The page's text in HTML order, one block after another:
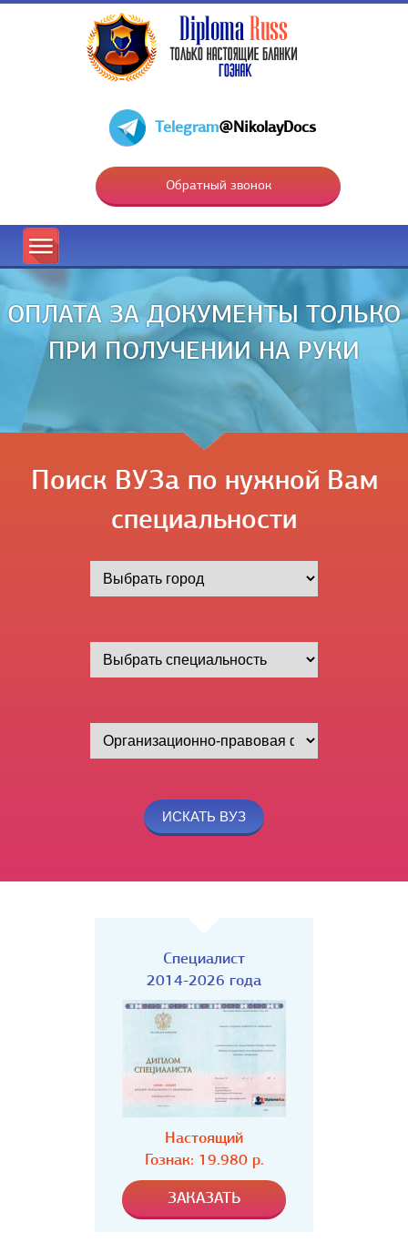
Telegram@NikolayDocs
Обратный звонок
ОПЛАТА ЗА ДОКУМЕНТЫ ТОЛЬКО
ПРИ ПОЛУЧЕНИИ НА РУКИ
Поиск ВУЗа по нужной Вам
специальности
Специалист
2014-2026 года
Настоящий
Гознак: 19.980 р.